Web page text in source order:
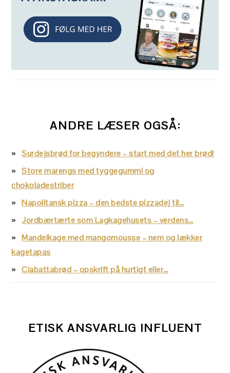
ANDRE LÆSER OGSÅ:
Surdejsbrød for begyndere – start med det her brød!
Store marengs med tyggegummi og
chokoladestriber
Napolitansk pizza – den bedste pizzadej til…
Jordbærtærte som Lagkagehusets – verdens…
Mandelkage med mangomousse – nem og lækker
kagetapas
Ciabattabrød – opskrift på hurtigt eller…
ETISK ANSVARLIG INFLUENT